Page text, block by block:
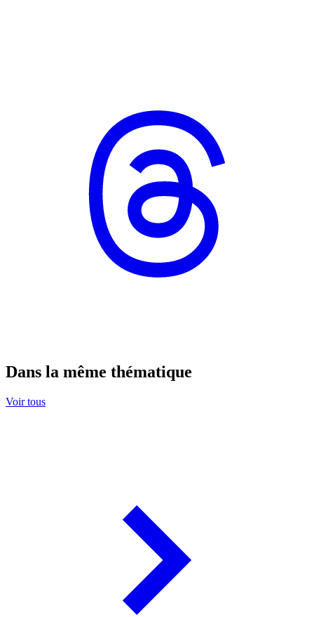
Dans la même thématique
Voir tous